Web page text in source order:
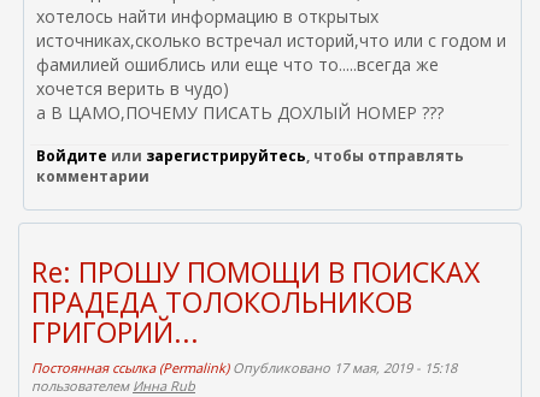
хотелось найти информацию в открытых
источниках,сколько встречал историй,что или с годом и
фамилией ошиблись или еще что то.....всегда же
хочется верить в чудо)
а В ЦАМО,ПОЧЕМУ ПИСАТЬ ДОХЛЫЙ НОМЕР ???
Войдите или зарегистрируйтесь, чтобы отправлять
комментарии
Re: ПРОШУ ПОМОЩИ В ПОИСКАХ
ПРАДЕДА ТОЛОКОЛЬНИКОВ
ГРИГОРИЙ...
Постоянная ссылка (Permalink)Опубликовано 17 мая, 2019 - 15:18
пользователем Инна Rub